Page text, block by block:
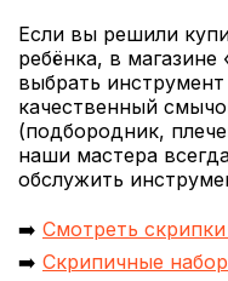
Если вы решили
ребёнка, в
выбрать
качественный
(подбородник,
наши мастера
обслужить
➡️ Смотреть
➡️ Скрипичные